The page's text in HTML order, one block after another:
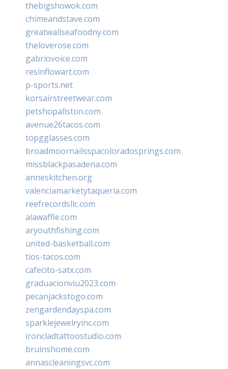
thebigshowok.com
chimeandstave.com
greatwallseafoodny.com
theloverose.com
gabriovoice.com
resinflowart.com
p-sports.net
korsairstreetwear.com
petshopallston.com
avenue26tacos.com
topgglasses.com
broadmoornailsspacoloradosprings.com
missblackpasadena.com
anneskitchen.org
valenciamarketytaqueria.com
reefrecordsllc.com
alawaffle.com
aryouthfishing.com
united-basketball.com
tios-tacos.com
cafecito-satx.com
graduacionviu2023.com
pecanjackstogo.com
zengardendayspa.com
sparklejewelryinc.com
ironcladtattoostudio.com
bruinshome.com
annascleaningsvc.com